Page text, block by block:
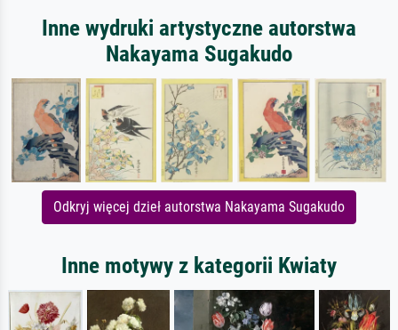
Inne wydruki artystyczne autorstwa
Nakayama Sugakudo
Odkryj więcej dzieł autorstwa Nakayama Sugakudo
Inne motywy z kategorii Kwiaty